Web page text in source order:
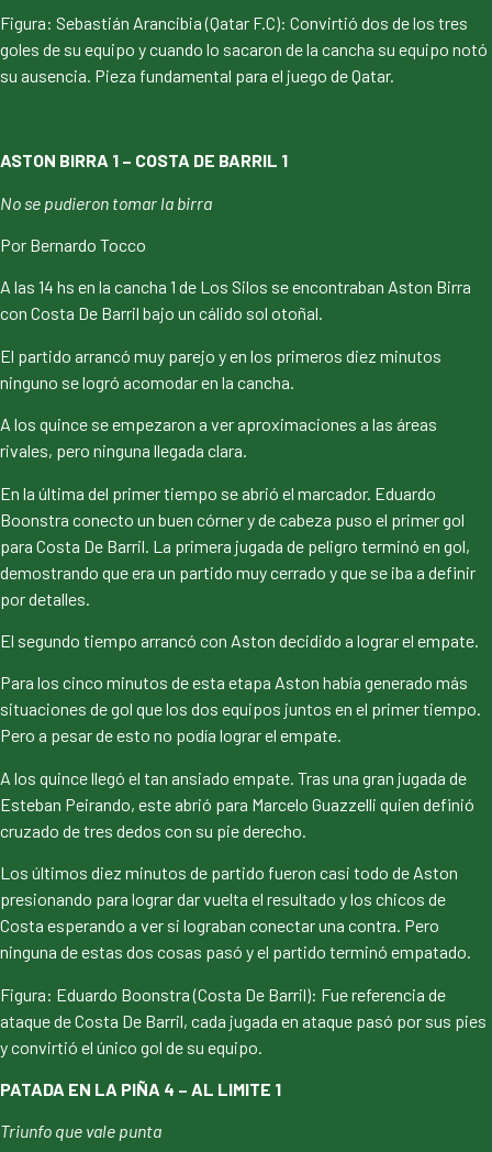
Figura: Sebastián Arancibia (Qatar F.C): Convirtió dos de los tres
goles de su equipo y cuando lo sacaron de la cancha su equipo notó
su ausencia. Pieza fundamental para el juego de Qatar.
ASTON BIRRA 1 – COSTA DE BARRIL 1
No se pudieron tomar la birra
Por Bernardo Tocco
A las 14 hs en la cancha 1 de Los Silos se encontraban Aston Birra
con Costa De Barril bajo un cálido sol otoñal.
El partido arrancó muy parejo y en los primeros diez minutos
ninguno se logró acomodar en la cancha.
A los quince se empezaron a ver aproximaciones a las áreas
rivales, pero ninguna llegada clara.
En la última del primer tiempo se abrió el marcador. Eduardo
Boonstra conecto un buen córner y de cabeza puso el primer gol
para Costa De Barril. La primera jugada de peligro terminó en gol,
demostrando que era un partido muy cerrado y que se iba a definir
por detalles.
El segundo tiempo arrancó con Aston decidido a lograr el empate.
Para los cinco minutos de esta etapa Aston había generado más
situaciones de gol que los dos equipos juntos en el primer tiempo.
Pero a pesar de esto no podía lograr el empate.
A los quince llegó el tan ansiado empate. Tras una gran jugada de
Esteban Peirando, este abrió para Marcelo Guazzelli quien definió
cruzado de tres dedos con su pie derecho.
Los últimos diez minutos de partido fueron casi todo de Aston
presionando para lograr dar vuelta el resultado y los chicos de
Costa esperando a ver si lograban conectar una contra. Pero
ninguna de estas dos cosas pasó y el partido terminó empatado.
Figura: Eduardo Boonstra (Costa De Barril): Fue referencia de
ataque de Costa De Barril, cada jugada en ataque pasó por sus pies
y convirtió el único gol de su equipo.
PATADA EN LA PIÑA 4 – AL LIMITE 1
Triunfo que vale punta